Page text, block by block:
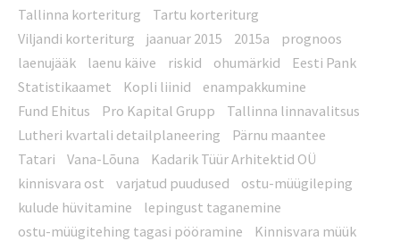
Tallinna korteriturg
Tartu korteriturg
Viljandi korteriturg
jaanuar 2015 2015a
prognoos
laenujääk
laenu käive riskid ohumärkid
Eesti Pank
Statistikaamet
Kopli liinid
enampakkumine
Fund Ehitus
Pro Kapital Grupp
Tallinna linnavalitsus
Lutheri kvartali detailplaneering
Pärnu maantee
Tatari
Vana-Lõuna
Kadarik Tüür Arhitektid OÜ
kinnisvara ost
varjatud puudused
ostu-müügileping
kulude hüvitamine
lepingust taganemine
ostu-müügitehing tagasi pööramine
Kinnisvara müük